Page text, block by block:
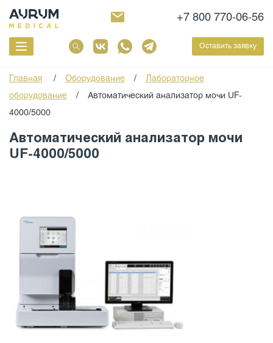
+7 800 770-06-56
Оставить заявку
Главная / Оборудование / Лабораторное
оборудование / Автоматический анализатор мочи UF-
4000/5000
Автоматический анализатор мочи
UF-4000/5000